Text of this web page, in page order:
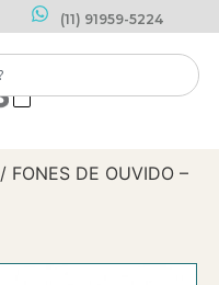
(11) 91959-5224
/ FONES DE OUVIDO –